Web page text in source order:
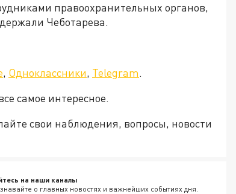
правоохранительных органов,
Чеботарева.
, Одноклассники, Telegram.
самое интересное.
свои наблюдения, вопросы, новости
на наши каналы
о главных новостях и важнейших событиях дня.